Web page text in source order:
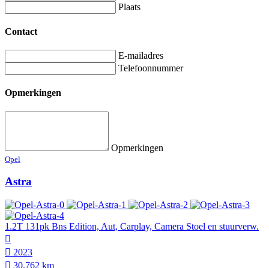
Plaats
Contact
E-mailadres
Telefoonnummer
Opmerkingen
Opmerkingen
Opel
Astra
1.2T 131pk Bns Edition, Aut, Carplay, Camera Stoel en stuurverw.
2023
30.762 km